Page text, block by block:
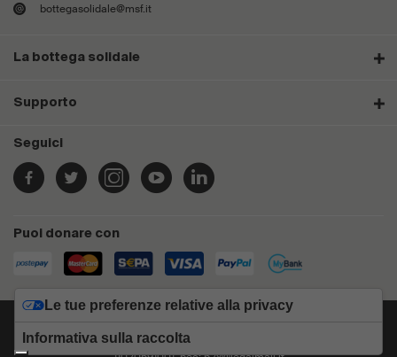
bottegasolidale@msf.it
La bottega solidale
Supporto
Seguici
Puoi donare con
Medici Senza Frontiere ETS, Via dei Caudini 2, 00185 Roma (RM) -
Managed by b2x s.r.l con sede in Roma, Via Coponia 8, P.IVA
Le tue preferenze relative alla privacy
Informativa sulla raccolta